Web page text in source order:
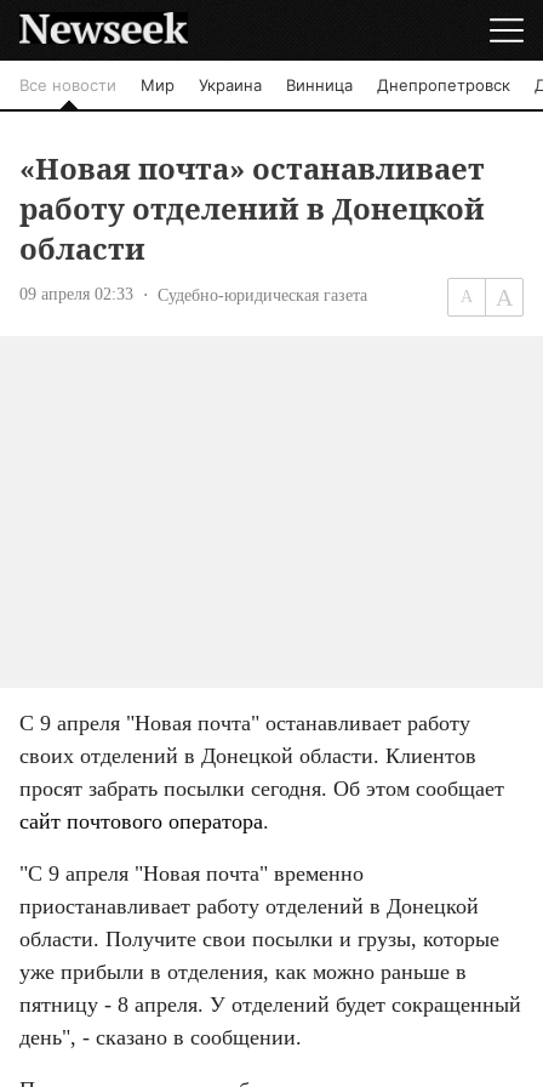
Все новости Мир Украина Винница Днепропетровск
«Новая почта» останавливает
работу отделений в Донецкой
области
09 апреля 02:33 Судебно-юридическая газета
С 9 апреля "Новая почта" останавливает работу
своих отделений в Донецкой области. Клиентов
сайт почтового оператора.
"С 9 апреля "Новая почта" временно
приостанавливает работу отделений в Донецкой
области. Получите свои посылки и грузы, которые
уже прибыли в отделения, как можно раньше в
пятницу - 8 апреля. У отделений будет сокращенный
день", - сказано в сообщении.